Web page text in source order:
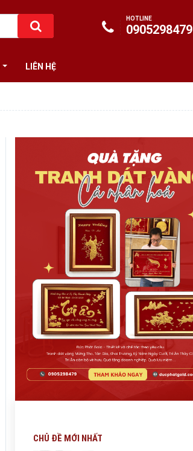
HOTLINE
0905298479
LIÊN HỆ
CHỦ ĐỀ MỚI NHẤT